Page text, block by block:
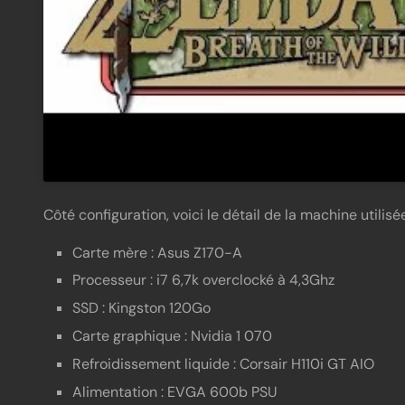
Côté configuration, voici le détail de la machine
Carte mère : Asus Z170-A
Processeur : i7 6,7k overclocké à 4,3Ghz
SSD : Kingston 120Go
Carte graphique : Nvidia 1 070
Refroidissement liquide : Corsair H110i GT AIO
Alimentation : EVGA 600b PSU